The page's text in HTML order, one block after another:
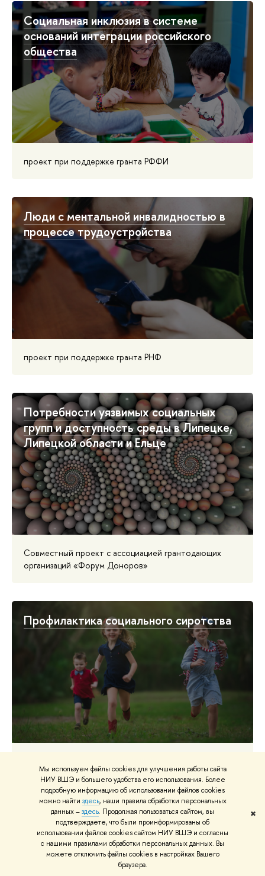
Мы используем файлы cookies для улучшения работы сайта
НИУ ВШЭ и большего удобства его использования. Более
подробную информацию об использовании файлов cookies
можно найти здесь, наши правила обработки персональных
данных –здесь. Продолжая пользоваться сайтом, вы
подтверждаете, что были проинформированы об
использовании файлов cookies сайтом НИУ ВШЭ и согласны
с нашими правилами обработки персональных данных. Вы
можете отключить файлы cookies в настройках Вашего
браузера.
✖
Социальная инклюзия в системе
оснований интеграции российского
общества
проект при поддержке гранта РФФИ
Люди с ментальной инвалидностью в
процессе трудоустройства
проект при поддержке гранта РНФ
Потребности уязвимых социальных
групп и доступность среды в Липецке,
Липецкой области и Ельце
Совместный проект с ассоциацией грантодающих
организаций «Форум Доноров»
Профилактика социального сиротства
Исследование социальных эффектов
программы "Помощь рядом" для
маломобильных граждан